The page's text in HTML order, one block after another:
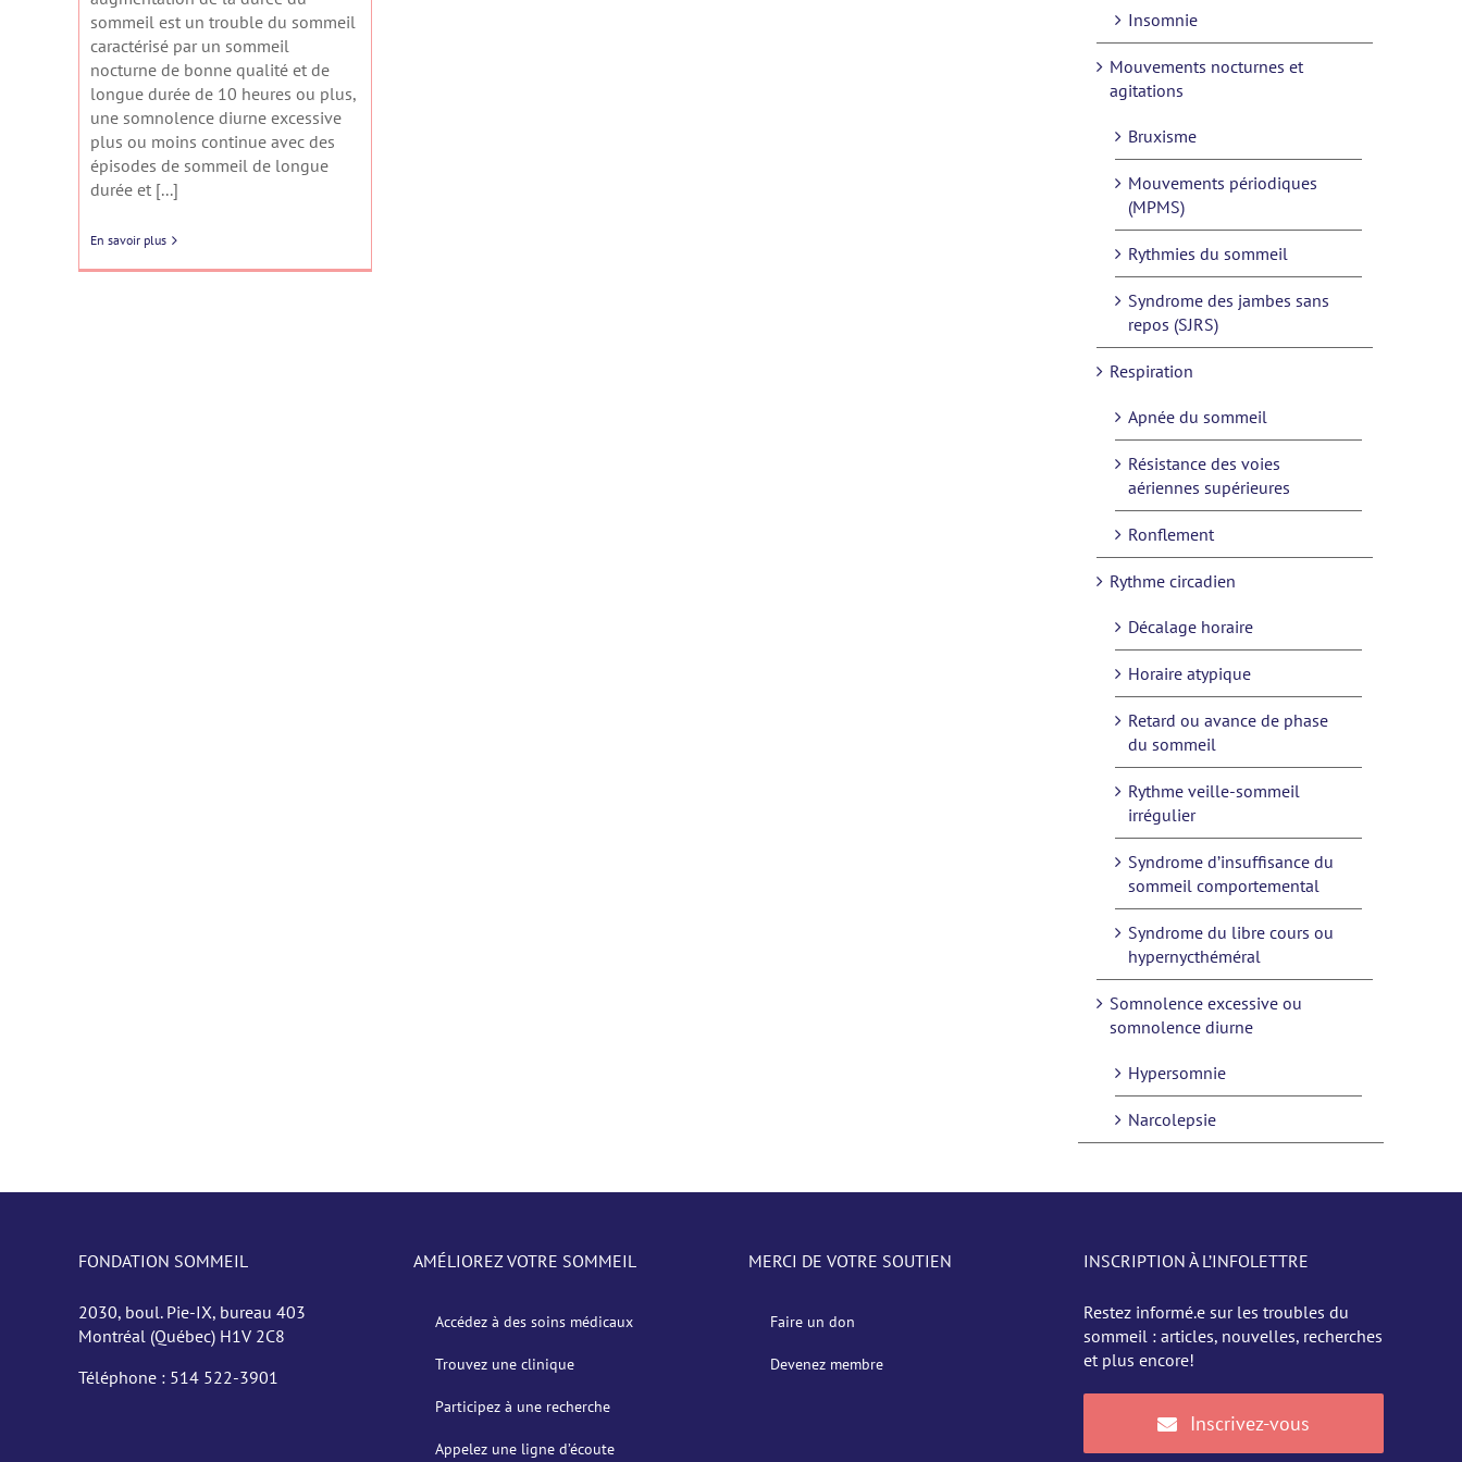
sommeil est un trouble du sommeil
caractérisé par un sommeil
nocturne de bonne qualité et de
longue durée de 10 heures ou plus,
une somnolence diurne excessive
plus ou moins continue avec des
épisodes de sommeil de longue
durée et [...]
En savoir plus
Insomnie
Mouvements nocturnes et
agitations
Bruxisme
Mouvements périodiques
(MPMS)
Rythmies du sommeil
Syndrome des jambes sans
repos (SJRS)
Respiration
Apnée du sommeil
Résistance des voies
aériennes supérieures
Ronflement
Rythme circadien
Décalage horaire
Horaire atypique
Retard ou avance de phase
du sommeil
Rythme veille-sommeil
irrégulier
Syndrome d’insuffisance du
sommeil comportemental
Syndrome du libre cours ou
hypernycthéméral
Somnolence excessive ou
somnolence diurne
Hypersomnie
Narcolepsie
FONDATION SOMMEIL
2030, boul. Pie-IX, bureau 403
Montréal (Québec) H1V 2C8
Téléphone : 514 522-3901
AMÉLIOREZ VOTRE SOMMEIL
Accédez à des soins médicaux
Trouvez une clinique
Participez à une recherche
Appelez une ligne d’écoute
MERCI DE VOTRE SOUTIEN
Faire un don
Devenez membre
INSCRIPTION À L’INFOLETTRE
Restez informé.e sur les troubles du
sommeil : articles, nouvelles, recherches
et plus encore!
Inscrivez-vous